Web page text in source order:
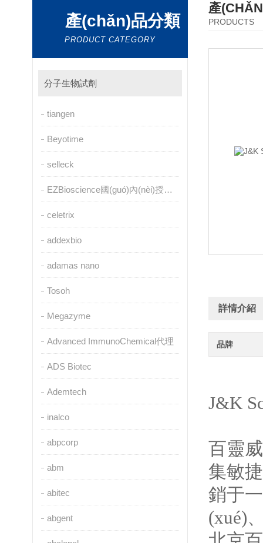
產(chǎn)品分類
PRODUCT CATEGORY
分子生物試劑
tiangen
Beyotime
selleck
EZBioscience國(guó)內(nèi)授權(quán)代理
celetrix
addexbio
adamas nano
Tosoh
Megazyme
Advanced ImmunoChemical代理
ADS Biotec
Ademtech
inalco
abpcorp
abm
abitec
abgent
產
PRODUCTS
詳情介紹
品牌
J&K
百靈
集敏
銷于一